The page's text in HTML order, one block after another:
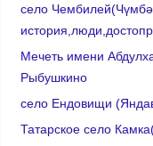
село
Мечеть имени
Рыбушкино
село Ендовищи
Татарское село